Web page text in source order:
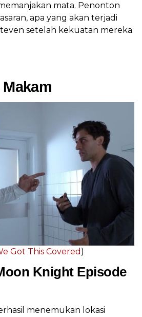
mata. Penonton
apa yang akan terjadi
setelah kekuatan mereka
Got This Covered )
Knight Episode
menemukan lokasi